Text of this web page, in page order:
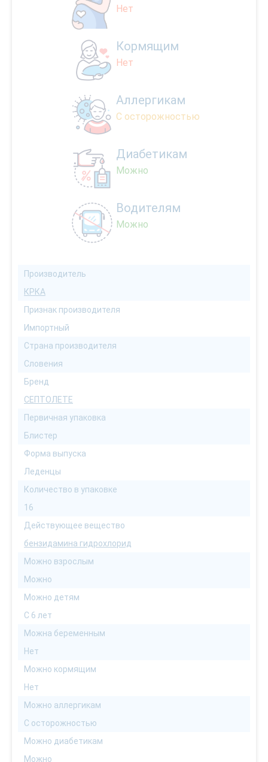
Нет
Кормящим
Нет
Аллергикам
С осторожностью
Диабетикам
Можно
Водителям
Можно
Производитель
КРКА
Признак производителя
Импортный
Страна производителя
Словения
Бренд
СЕПТОЛЕТЕ
Первичная упаковка
Блистер
Форма выпуска
Леденцы
Количество в упаковке
16
Действующее вещество
бензидамина гидрохлорид
Можно взрослым
Можно
Можно детям
С 6 лет
Можна беременным
Нет
Можно кормящим
Нет
Можно аллергикам
С осторожностью
Можно диабетикам
Можно